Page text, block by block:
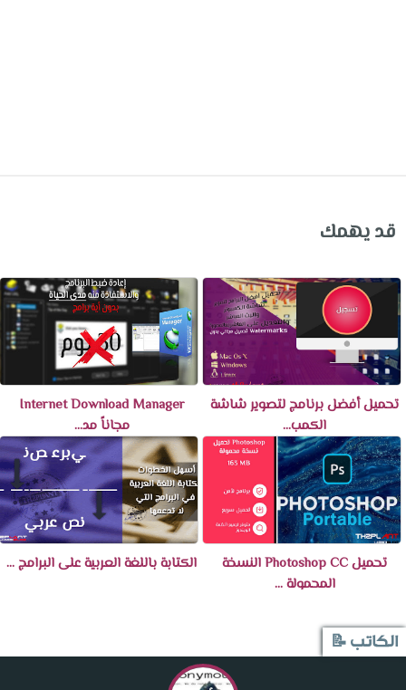
قد يهمك
Internet Download Manager
مجاناً مد...
تحميل أفضل برنامج لتصوير شاشة
الكمب...
الكتابة باللغة العربية على البرامج ...
تحميل Photoshop CC النسخة
المحمولة ...
الكاتب 📝